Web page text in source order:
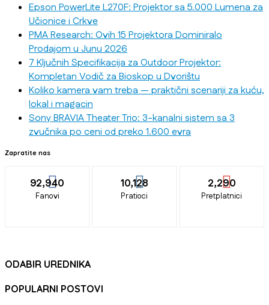
Epson PowerLite L270F: Projektor sa 5.000 Lumena za
Učionice i Crkve
PMA Research: Ovih 15 Projektora Dominiralo
Prodajom u Junu 2026
7 Ključnih Specifikacija za Outdoor Projektor:
Kompletan Vodič za Bioskop u Dvorištu
Koliko kamera vam treba — praktični scenariji za kuću,
lokal i magacin
Sony BRAVIA Theater Trio: 3-kanalni sistem sa 3
zvučnika po ceni od preko 1.600 evra
Zapratite nas
92,940
Fanovi
10,128
Pratioci
2,290
Pretplatnici
ODABIR UREDNIKA
POPULARNI POSTOVI